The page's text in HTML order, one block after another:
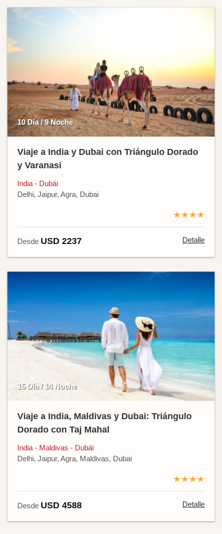
10 Día / 9 Noche
Viaje a India y Dubai con Triángulo Dorado
y Varanasi
India - Dubái
Delhi, Jaipur, Agra, Dubai
★★★★
Desde USD 2237 Detalle
15 Día / 14 Noche
Viaje a India, Maldivas y Dubai: Triángulo
Dorado con Taj Mahal
India - Maldivas - Dubái
Delhi, Jaipur, Agra, Maldivas, Dubai
★★★★
Desde USD 4588 Detalle